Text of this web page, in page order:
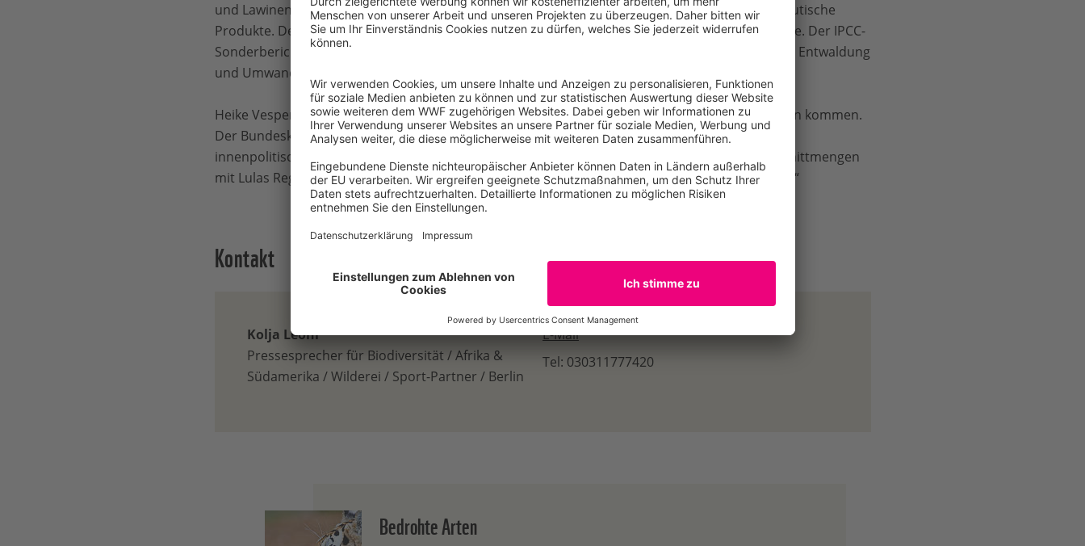
und Lawinen. In wirtschaftlicher Hinsicht fungiert der Wald als Lieferant für Holz und pharmazeutische
Produkte. Der Verlust von natürlichen Ökosystemen ist auch ein zentraler Treiber der Klimakrise. Der IPCC-
Sonderbericht über Klimawandel und Land schrieb etwa elf Prozent der Gesamtemissionen der Entwaldung
und Umwandlung – zumeist für die Landwirtschaft – zu.
Heike Vesper meint dazu: „Beim globalen Entwaldungsstopp müssen wir vom Reden ins Handeln kommen.
Der Bundeskanzler darf sich gerade jetzt, während die COP28 in Dubai stattfindet, nicht von
innenpolitischen Desastern wie der Haushaltssperre ablenken lassen. Die grundsätzlichen Schnittmengen
mit Lulas Regierung auf Augenhöhe sind da und die Wichtigkeit der Klimaziele darf nicht sinken.“
Kontakt
Kolja Leoni
Pressesprecher für Biodiversität / Afrika &
Südamerika / Wilderei / Sport-Partner / Berlin
E-Mail
Tel: 030311777420
Bedrohte Arten